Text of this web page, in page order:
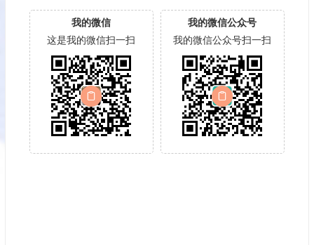
我的微信
这是我的微信扫一扫
我的微信公众号
我的微信公众号扫一扫